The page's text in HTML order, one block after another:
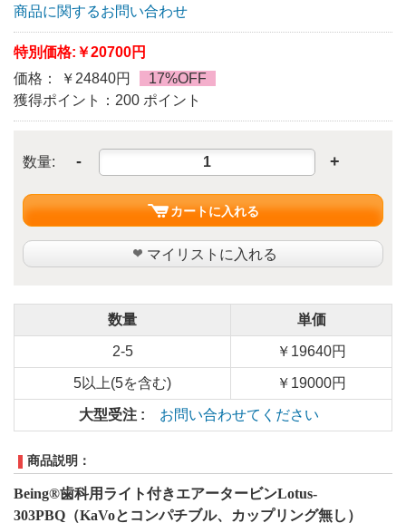
商品に関するお問い合わせ
特別価格: ￥20700円
価格： ￥24840円
17%OFF
獲得ポイント：200 ポイント
数量: - +
カートに入れる
マイリストに入れる
数量 単価
2-5 ￥19640円
5以上(5を含む) ￥19000円
大型受注 : お問い合わせてください
商品説明：
Being®歯科用ライト付きエアータービンLotus-
303PBQ（KaVoとコンパチブル、カップリング無し）